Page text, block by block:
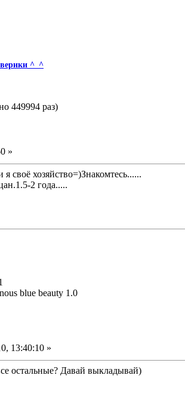
^_^
449994 раз)
»
своё хозяйство=)Знакомтесь......
2 года.....
blue beauty 1.0
13:40:10 »
остальные? Давай выкладывай)